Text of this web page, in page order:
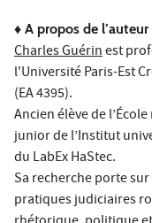
♦ A propos de l’auteur
Charles Guérinest
l'Université Paris-Est
(EA 4395).
Ancien élève de
junior de l’Institut
du LabEx HaStec.
Sa recherche porte
pratiques judiciaires